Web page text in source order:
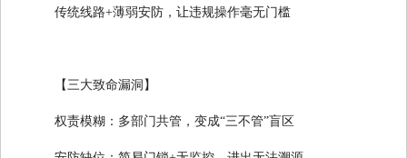
传统线路+薄弱安防，让违规操作毫无门槛
【三大致命漏洞】
权责模糊：多部门共管，变成“三不管”盲区